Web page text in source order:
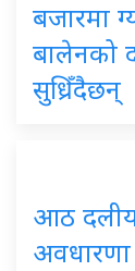
बजारमा
बालेनको
सुध्रिँदैछन्
आठ दलीय